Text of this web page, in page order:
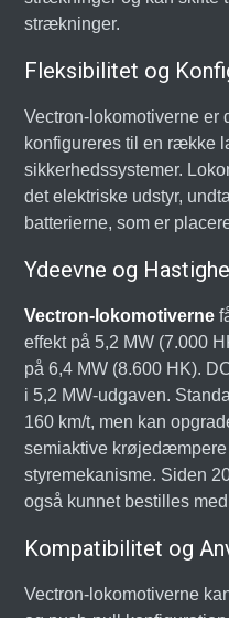
strækninger.
Fleksibilitet og
Vectron-lokomotiverne er
konfigureres til en række
sikkerhedssystemer.
det elektriske udstyr,
batterierne, som er
Ydeevne og
Vectron-lokomotiverne
effekt på 5,2 MW (7.000
på 6,4 MW (8.600 HK).
i 5,2 MW-udgaven.
160 km/t, men kan
semiaktive
styremekanisme. Siden
også kunnet bestilles
Kompatibilitet og
Vectron-lokomotiverne